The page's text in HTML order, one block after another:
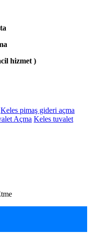
hizmet )
Keles pimaş gideri açma
Açma Keles tuvalet